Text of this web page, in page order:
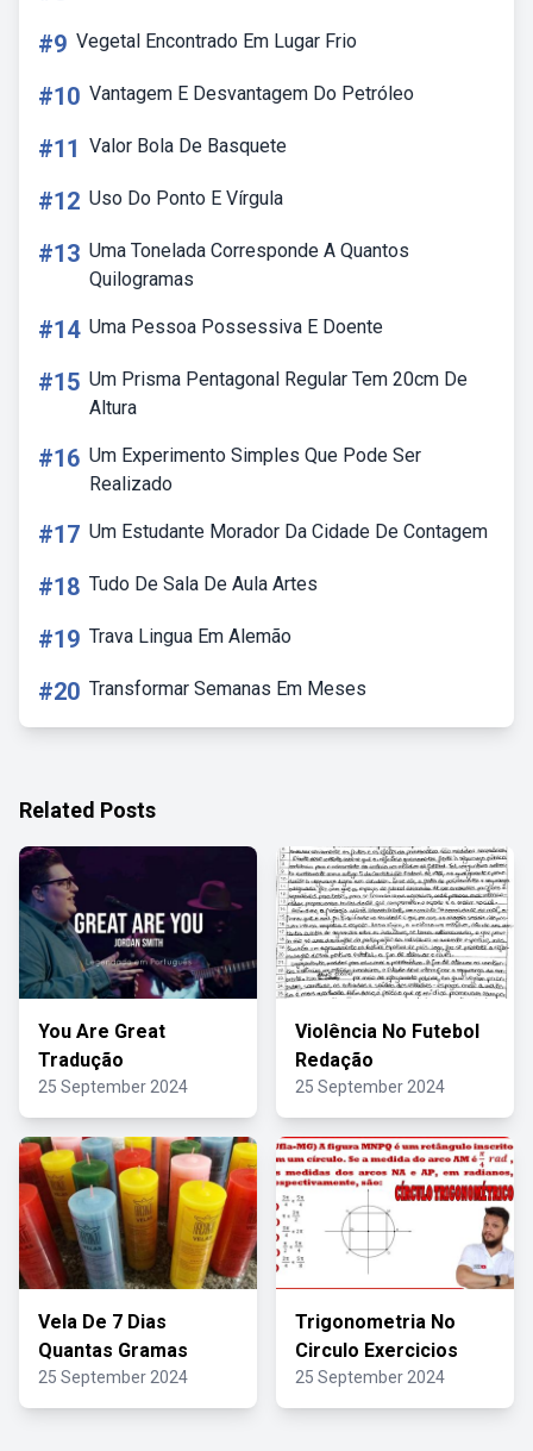
#9 Vegetal Encontrado Em Lugar Frio
#10 Vantagem E Desvantagem Do Petróleo
#11 Valor Bola De Basquete
#12 Uso Do Ponto E Vírgula
#13 Uma Tonelada Corresponde A Quantos
Quilogramas
#14 Uma Pessoa Possessiva E Doente
#15 Um Prisma Pentagonal Regular Tem 20cm De
Altura
#16 Um Experimento Simples Que Pode Ser
Realizado
#17 Um Estudante Morador Da Cidade De Contagem
#18 Tudo De Sala De Aula Artes
#19 Trava Lingua Em Alemão
#20 Transformar Semanas Em Meses
Related Posts
You Are Great
Tradução
25 September 2024
Violência No Futebol
Redação
25 September 2024
Vela De 7 Dias
Quantas Gramas
25 September 2024
Trigonometria No
Circulo Exercicios
25 September 2024